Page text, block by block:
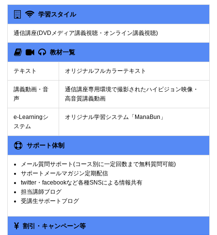
学習スタイル
通信講座(DVDメディア講義視聴・オンライン講義視聴)
教材一覧
テキスト オリジナルフルカラーテキスト
講義動画・音
声
通信講座専用環境で撮影されたハイビジョン映像・
高音質講義動画
e-Learningシ
ステム
オリジナル学習システム「ManaBun」
サポート体制
メール質問サポート(コース別に一定回数まで無料質問可能)
サポートメールマガジン定期配信
twitter・facebookなど各種SNSによる情報共有
担当講師ブログ
受講生サポートブログ
割引・キャンペーン等